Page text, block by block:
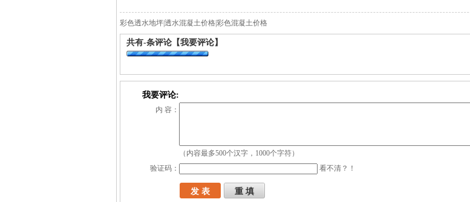
彩色透水地坪|透水混凝土价格|彩色混凝土价格
共有-条评论 【我要评论】
我要评论:
内 容：
（内容最多500个汉字，1000个字符）
验证码：
看不清？！